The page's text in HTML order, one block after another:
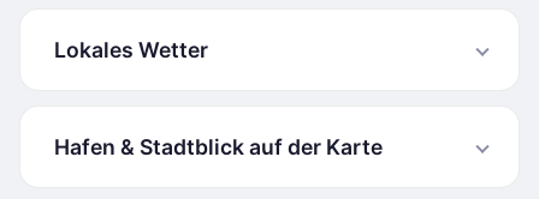
Lokales Wetter
Hafen & Stadtblick auf der Karte